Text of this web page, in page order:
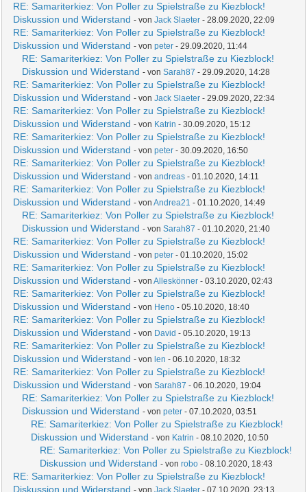
RE: Samariterkiez: Von Poller zu Spielstraße zu Kiezblock!
Diskussion und Widerstand - vonJack Slaeter - 28.09.2020, 22:09
RE: Samariterkiez: Von Poller zu Spielstraße zu Kiezblock!
Diskussion und Widerstand - vonpeter - 29.09.2020, 11:44
RE: Samariterkiez: Von Poller zu Spielstraße zu Kiezblock!
Diskussion und Widerstand - vonSarah87 - 29.09.2020, 14:28
RE: Samariterkiez: Von Poller zu Spielstraße zu Kiezblock!
Diskussion und Widerstand - vonJack Slaeter - 29.09.2020, 22:34
RE: Samariterkiez: Von Poller zu Spielstraße zu Kiezblock!
Diskussion und Widerstand - von Katrin - 30.09.2020, 15:12
RE: Samariterkiez: Von Poller zu Spielstraße zu Kiezblock!
Diskussion und Widerstand - vonpeter - 30.09.2020, 16:50
RE: Samariterkiez: Von Poller zu Spielstraße zu Kiezblock!
Diskussion und Widerstand - vonandreas - 01.10.2020, 14:11
RE: Samariterkiez: Von Poller zu Spielstraße zu Kiezblock!
Diskussion und Widerstand - vonAndrea21 - 01.10.2020, 14:49
RE: Samariterkiez: Von Poller zu Spielstraße zu Kiezblock!
Diskussion und Widerstand - vonSarah87 - 01.10.2020, 21:40
RE: Samariterkiez: Von Poller zu Spielstraße zu Kiezblock!
Diskussion und Widerstand - vonpeter - 01.10.2020, 15:02
RE: Samariterkiez: Von Poller zu Spielstraße zu Kiezblock!
Diskussion und Widerstand - vonAlleskönner - 03.10.2020, 02:43
RE: Samariterkiez: Von Poller zu Spielstraße zu Kiezblock!
Diskussion und Widerstand - von Heno - 05.10.2020, 18:40
RE: Samariterkiez: Von Poller zu Spielstraße zu Kiezblock!
Diskussion und Widerstand - von David - 05.10.2020, 19:13
RE: Samariterkiez: Von Poller zu Spielstraße zu Kiezblock!
Diskussion und Widerstand - von len - 06.10.2020, 18:32
RE: Samariterkiez: Von Poller zu Spielstraße zu Kiezblock!
Diskussion und Widerstand - vonSarah87 - 06.10.2020, 19:04
RE: Samariterkiez: Von Poller zu Spielstraße zu Kiezblock!
Diskussion und Widerstand - vonpeter - 07.10.2020, 03:51
RE: Samariterkiez: Von Poller zu Spielstraße zu Kiezblock!
Diskussion und Widerstand - von Katrin - 08.10.2020, 10:50
RE: Samariterkiez: Von Poller zu Spielstraße zu Kiezblock!
Diskussion und Widerstand - vonrobo - 08.10.2020, 18:43
RE: Samariterkiez: Von Poller zu Spielstraße zu Kiezblock!
Diskussion und Widerstand - vonJack Slaeter - 07.10.2020, 23:13